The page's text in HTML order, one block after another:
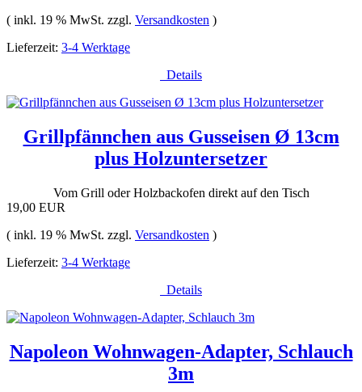
( inkl. 19 % MwSt. zzgl. Versandkosten )
Lieferzeit: 3-4 Werktage
Details
Grillpfännchen aus Gusseisen Ø 13cm
plus Holzuntersetzer
Vom Grill oder Holzbackofen direkt auf den Tisch
19,00 EUR
( inkl. 19 % MwSt. zzgl. Versandkosten )
Lieferzeit: 3-4 Werktage
Details
Napoleon Wohnwagen-Adapter, Schlauch
3m